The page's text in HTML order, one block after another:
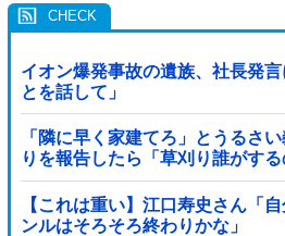
イオン爆発事故の遺族、社長発
とを話して」
「隣に早く家建てろ」とうるさ
りを報告したら「草刈り誰がす
で…旦那が放った「一言」に義
逆手にとった神対応すぎる
【これは重い】江口寿史さん「
ンルはそろそろ終わりかな」